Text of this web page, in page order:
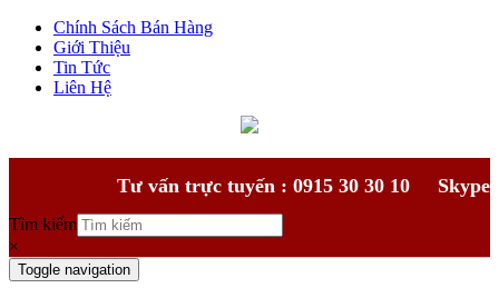
Chính Sách Bán Hàng
Giới Thiệu
Tin Tức
Liên Hệ
Tư vấn trực tuyến : 0915 30 30 10 Skype
Tìm kiếm
×
Toggle navigation